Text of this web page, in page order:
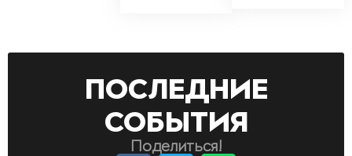
последние
события
Поделиться!